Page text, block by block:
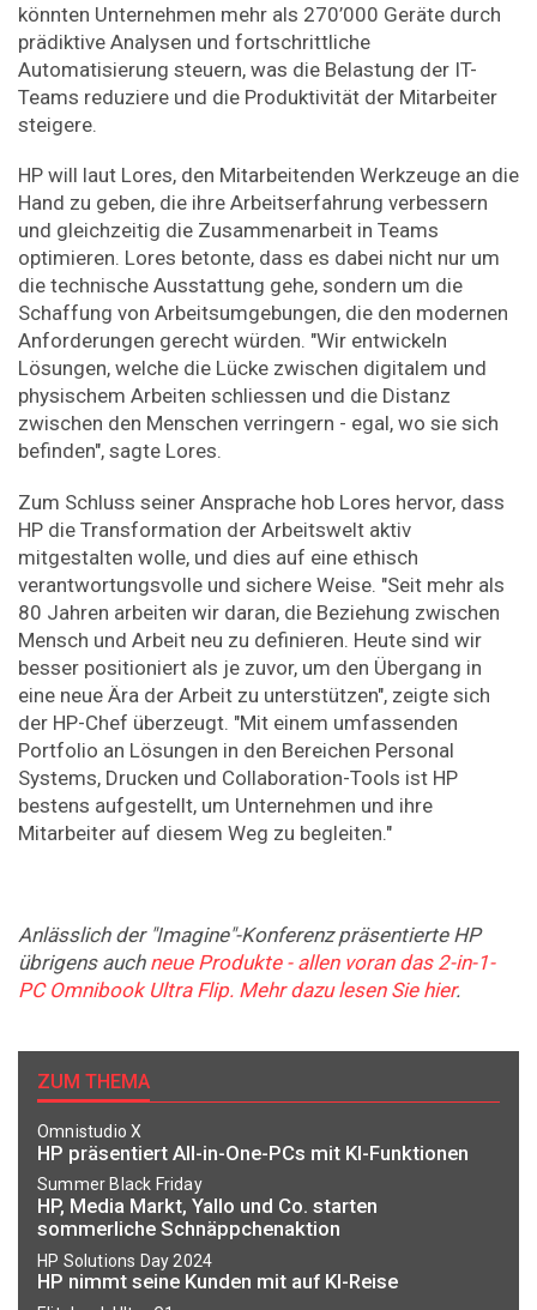
könnten Unternehmen mehr als 270’000 Geräte durch
prädiktive Analysen und fortschrittliche
Automatisierung steuern, was die Belastung der IT-
Teams reduziere und die Produktivität der Mitarbeiter
steigere.
HP will laut Lores, den Mitarbeitenden Werkzeuge an die
Hand zu geben, die ihre Arbeitserfahrung verbessern
und gleichzeitig die Zusammenarbeit in Teams
optimieren. Lores betonte, dass es dabei nicht nur um
die technische Ausstattung gehe, sondern um die
Schaffung von Arbeitsumgebungen, die den modernen
Anforderungen gerecht würden. "Wir entwickeln
Lösungen, welche die Lücke zwischen digitalem und
physischem Arbeiten schliessen und die Distanz
zwischen den Menschen verringern - egal, wo sie sich
befinden", sagte Lores.
Zum Schluss seiner Ansprache hob Lores hervor, dass
HP die Transformation der Arbeitswelt aktiv
mitgestalten wolle, und dies auf eine ethisch
verantwortungsvolle und sichere Weise. "Seit mehr als
80 Jahren arbeiten wir daran, die Beziehung zwischen
Mensch und Arbeit neu zu definieren. Heute sind wir
besser positioniert als je zuvor, um den Übergang in
eine neue Ära der Arbeit zu unterstützen", zeigte sich
der HP-Chef überzeugt. "Mit einem umfassenden
Portfolio an Lösungen in den Bereichen Personal
Systems, Drucken und Collaboration-Tools ist HP
bestens aufgestellt, um Unternehmen und ihre
Mitarbeiter auf diesem Weg zu begleiten."
Anlässlich der "Imagine"-Konferenz präsentierte HP
übrigens auch neue Produkte - allen voran das 2-in-1-
PC Omnibook Ultra Flip. Mehr dazu lesen Sie hier.
ZUM THEMA
Omnistudio X
HP präsentiert All-in-One-PCs mit KI-Funktionen
Summer Black Friday
HP, Media Markt, Yallo und Co. starten
sommerliche Schnäppchenaktion
HP Solutions Day 2024
HP nimmt seine Kunden mit auf KI-Reise